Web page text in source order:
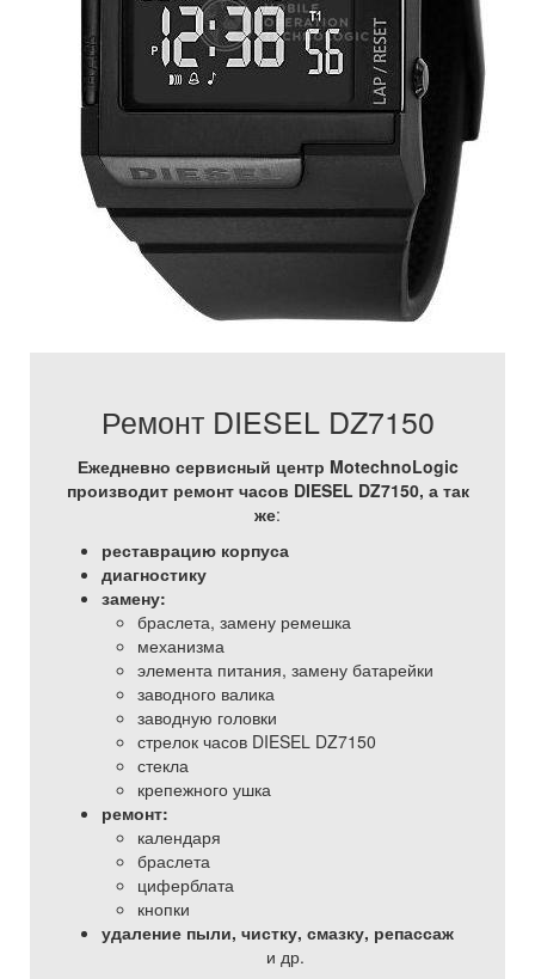
Ремонт DIESEL DZ7150
Ежедневно сервисный центр MotechnoLogic
производит ремонт часов DIESEL DZ7150, а так
же:
реставрацию корпуса
диагностику
замену:
браслета, замену ремешка
механизма
элемента питания, замену батарейки
заводного валика
заводную головки
стрелок часов DIESEL DZ7150
стекла
крепежного ушка
ремонт:
календаря
браслета
циферблата
кнопки
удаление пыли, чистку, смазку, репассаж
и др.